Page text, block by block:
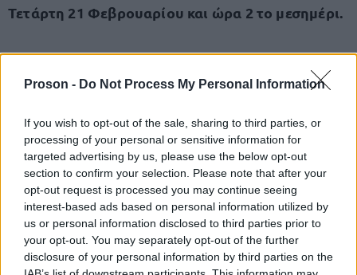
Proson - Do Not Process My Personal Information
If you wish to opt-out of the sale, sharing to third parties, or
processing of your personal or sensitive information for
targeted advertising by us, please use the below opt-out
section to confirm your selection. Please note that after your
opt-out request is processed you may continue seeing
interest-based ads based on personal information utilized by
us or personal information disclosed to third parties prior to
your opt-out. You may separately opt-out of the further
disclosure of your personal information by third parties on the
Τετάρτη 21 Φεβρουαρίου και ώρα 2 το μεσημέρι.
Η άσκηση της ενστάσεως γίνεταιαποκλειστικά
μέσω του διαδικτυακού τόπου του ΑΣΕΠ ,
Υπηρεσίες → Ένσταση.
Οι προσωρινοί πίνακες κατάταξης και
αποκλειομένων θα προκύψουνμετά την εκδίκαση
τυχόν ενστάσεων.
Αρχικοί Πίνακες Κατάταξης και Αποκλειομένων